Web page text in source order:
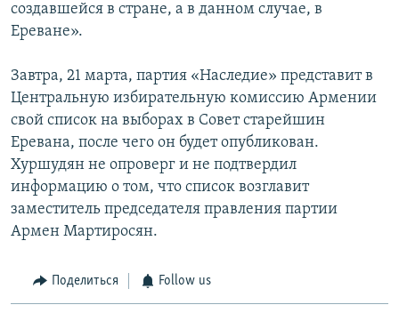
создавшейся в стране, а в данном случае, в
Ереване».
Завтра, 21 марта, партия «Наследие» представит в
Центральную избирательную комиссию Армении
свой список на выборах в Совет старейшин
Еревана, после чего он будет опубликован.
Хуршудян не опроверг и не подтвердил
информацию о том, что список возглавит
заместитель председателя правления партии
Армен Мартиросян.
Поделиться Follow us